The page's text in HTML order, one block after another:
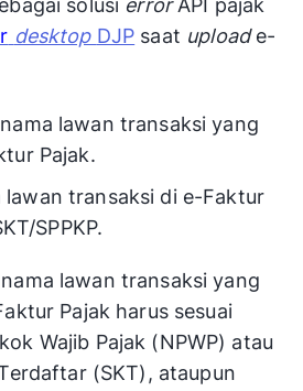
solusi errorAPI pajak
desktop DJP saat uploade-
lawan transaksi yang
Pajak.
lawan transaksi di e-Faktur
SPPKP.
lawan transaksi yang
Pajak harus sesuai
Wajib Pajak (NPWP) atau
(SKT), ataupun